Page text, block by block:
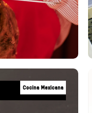
Cocina Mexicana